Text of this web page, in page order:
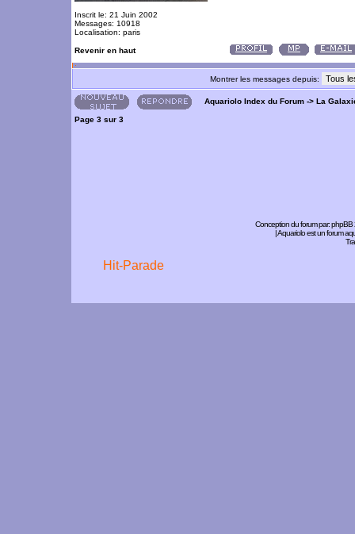
Inscrit le: 21 Juin 2002
Messages: 10918
Localisation: paris
Revenir en haut
Montrer les messages depuis:
Aquariolo Index du Forum -> La
Page 3 sur 3
Conception du forum par:phpBB
| Aquariolo est un forum